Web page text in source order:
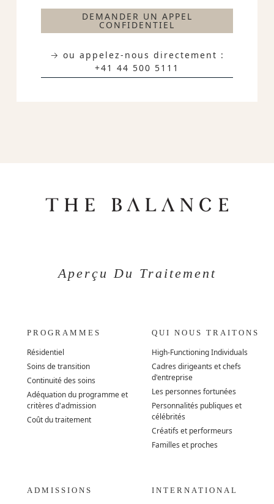
DEMANDER UN APPEL
CONFIDENTIEL
→ ou appelez-nous directement :
+41 44 500 5111
Aperçu Du Traitement
PROGRAMMES
Résidentiel
Soins de transition
Continuité des soins
Adéquation du programme et
critères d'admission
Coût du traitement
QUI NOUS TRAITONS
High-Functioning Individuals
Cadres dirigeants et chefs
d'entreprise
Les personnes fortunées
Personnalités publiques et
célébrités
Créatifs et performeurs
Familles et proches
ADMISSIONS INTERNATIONAL